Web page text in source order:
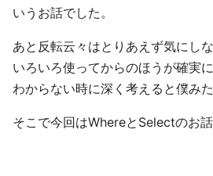
いうお話でした。
あと反転云々はとりあえず気にし
いろいろ使ってからのほうが確実
わからない時に深く考えると僕み
そこで今回はWhereとSelectのお話